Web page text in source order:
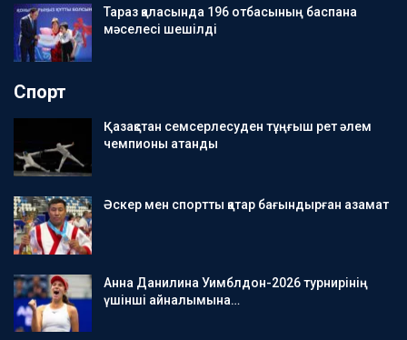
Тараз қаласында 196 отбасының баспана
мәселесі шешілді
Спорт
Қазақстан семсерлесуден тұңғыш рет әлем
чемпионы атанды
Әскер мен спортты қатар бағындырған азамат
Анна Данилина Уимблдон-2026 турнирінің
үшінші айналымына…